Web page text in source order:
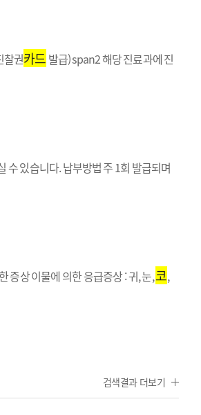
찰권카드 발급) span2 해당 진료과에 진
수 있습니다. 납부방법 주 1회 발급되며
증상 이물에 의한 응급증상 : 귀, 눈,코,
검색결과 더보기